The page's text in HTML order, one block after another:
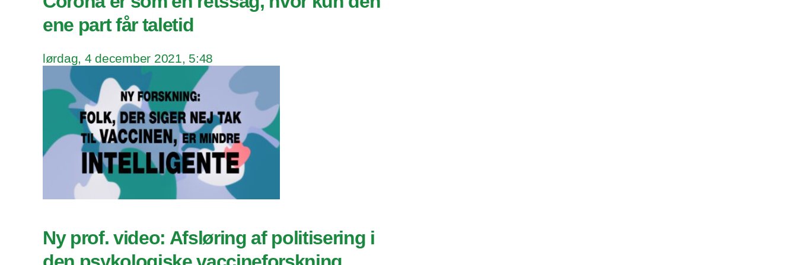
ene part får taletid
lørdag, 4 december 2021, 5:48
Ny prof. video: Afsløring af politisering i